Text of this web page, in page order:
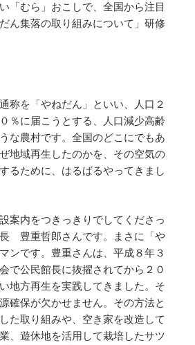
「むら」おこしで、全国から注目
ん集落の取り組みについて」研修
称を「やねだん」といい、人口２
％に届こうとする、人口減少高齢
な農村です。全国のどこにでもあ
地域再生したのかを、その空気の
るために、はるばるやってきまし
案内をつきっきりでしてくださっ
豊重哲郎さんです。まさに「や
ンです。豊重さんは、平成８年３
で公民館長に抜擢されてから２０
地方再生を実践してきました。そ
確保が欠かせません。その方法と
た取り組みや、空き家を改造して
、遊休地を活用して栽培したサツ